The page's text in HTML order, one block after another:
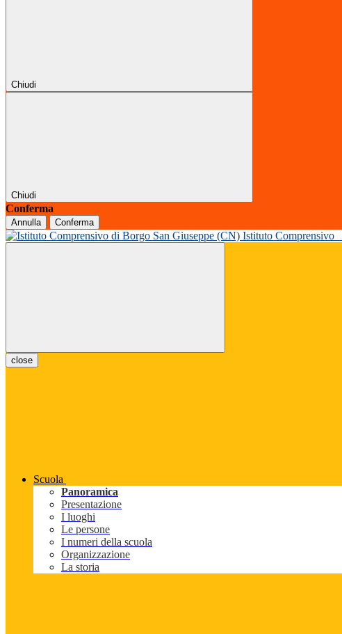
Chiudi
Chiudi
Conferma
Annulla Conferma
Istituto Comprensivo
close
Scuola
Panoramica
Presentazione
I luoghi
Le persone
I numeri della scuola
Organizzazione
La storia